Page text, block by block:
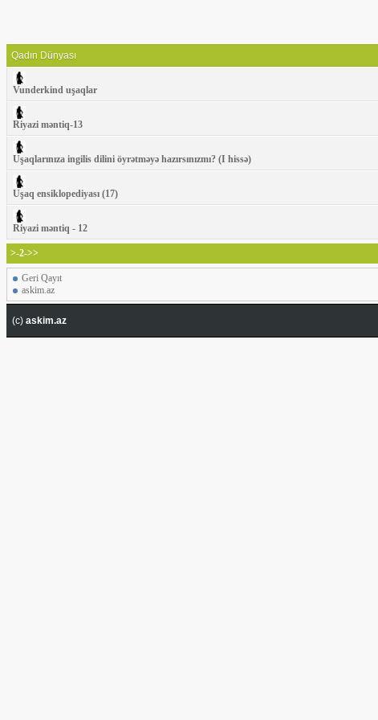
Qadın Dünyası
Vunderkind uşaqlar
Riyazi məntiq-13
Uşaqlarınıza ingilis dilini öyrətməyə hazırsınızmı? (I hissə)
Uşaq ensiklopediyası (17)
Riyazi məntiq - 12
>-2->>
Geri Qayıt
askim.az
(c) askim.az